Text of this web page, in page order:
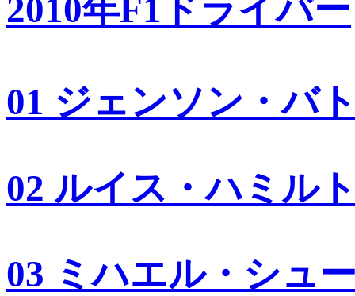
2010年F1ドライバー
01 ジェンソン・バ
02 ルイス・ハミル
03 ミハエル・シュ